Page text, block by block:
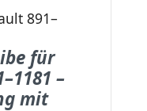
891–
für
–
mit